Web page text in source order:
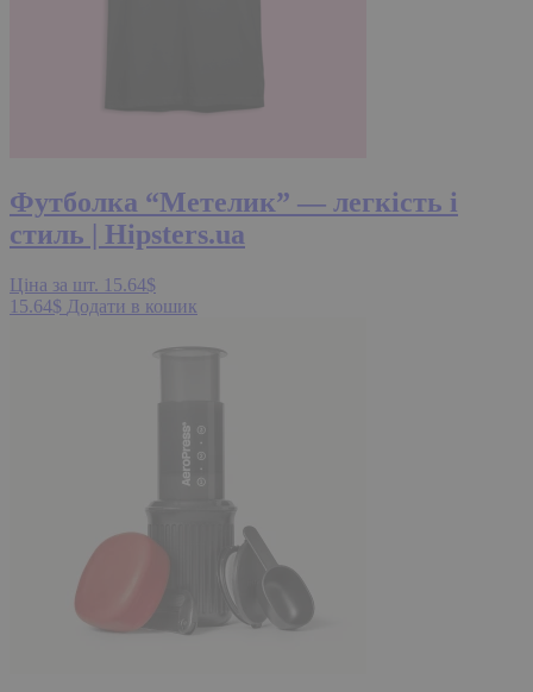
Футболка “Метелик” — легкість і
стиль | Hipsters.ua
Ціна за шт. 15.64$
15.64$ Додати в кошик